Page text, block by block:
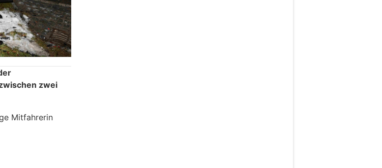
zwei
Mitfahrerin